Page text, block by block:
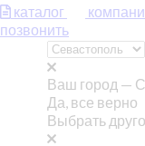
каталог
позвонить
Ваш город —
Да, все верно
Выбрать